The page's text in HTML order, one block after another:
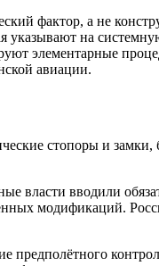
фактор, а не
на
элементарные
авиации.
стопоры и замки,
власти вводили
модификаций.
предполётного